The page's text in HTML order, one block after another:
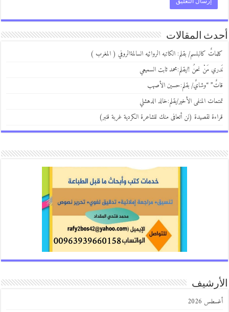
المقالات
كالبلسم/ بقلم: الكاتبه الروائيه السالمةالروفي ( المغرب )
مَنْ نحنُ !/بقلم:محمد ثابت السميعي
“وشايٌ/ بقلم:حسين الأصهب
المنفى الأخير/بقلم:خالد الدهشلي
لقصيدة (لن أتعافى منك للشاعرة الكردية غربة قنبر)
2026